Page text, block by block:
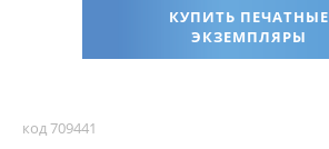
КУПИТЬ ПЕЧАТНЫЕ
ЭКЗЕМПЛЯРЫ
код 709441